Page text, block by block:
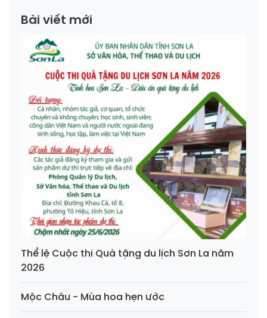
Bài viết mới
Thể lệ Cuộc thi Quà tặng du lịch Sơn La năm
2026
Mộc Châu - Mùa hoa hẹn ước